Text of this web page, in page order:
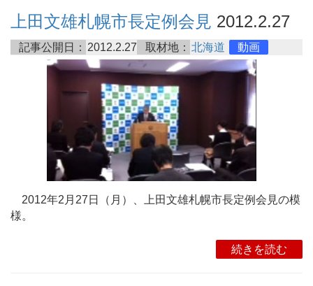
上田文雄札幌市長定例会見 2012.2.27
記事公開日： 2012.2.27 取材地： 北海道 動画
2012年2月27日（月）、上田文雄札幌市長定例会見の模
様。
続きを読む